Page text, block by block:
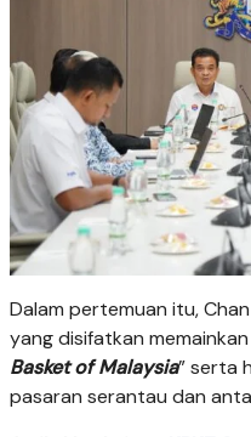
Dalam pertemuan itu,
yang disifatkan
Basket of Malaysia” serta
pasaran serantau dan